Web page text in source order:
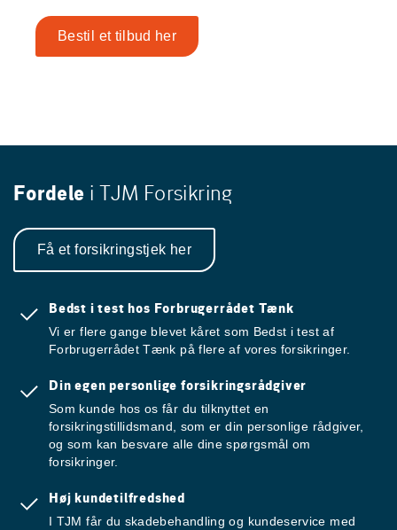
Bestil et tilbud her
Fordele i TJM Forsikring
Få et forsikringstjek her
Bedst i test hos Forbrugerrådet Tænk
Vi er flere gange blevet kåret som Bedst i test af
Forbrugerrådet Tænk på flere af vores forsikringer.
Din egen personlige forsikringsrådgiver
Som kunde hos os får du tilknyttet en
forsikringstillidsmand, som er din personlige rådgiver,
og som kan besvare alle dine spørgsmål om
forsikringer.
Høj kundetilfredshed
I TJM får du skadebehandling og kundeservice med